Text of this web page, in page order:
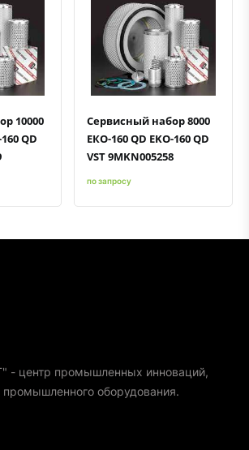
к сравнению
Добавить в избранное
10000
QD
Быстрый просмотрДобавить к сравнению
Добавить в избранное
Сервисный набор 8000
ЕКО-160 QD EKO-160 QD
VST 9MKN005258
по запросу
- центр промышленных инноваций,
промышленного оборудования.